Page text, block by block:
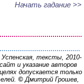
Начать гадание >>
тексты, 2010-
и указание авторов
допускается только
© Дмитрий Грошев,